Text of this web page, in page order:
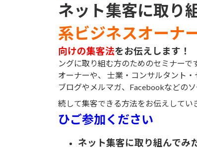
ネット集客に取り
系ビジネスオーナ
向けの集客法をお伝えします！
ングに取り組む方のためのセミナー
オーナーや、 士業・コンサルタント
ブログやメルマガ、Facebookなどの
続して集客できる方法をお伝えしてい
ひご参加ください
ネット集客に取り組んでみ